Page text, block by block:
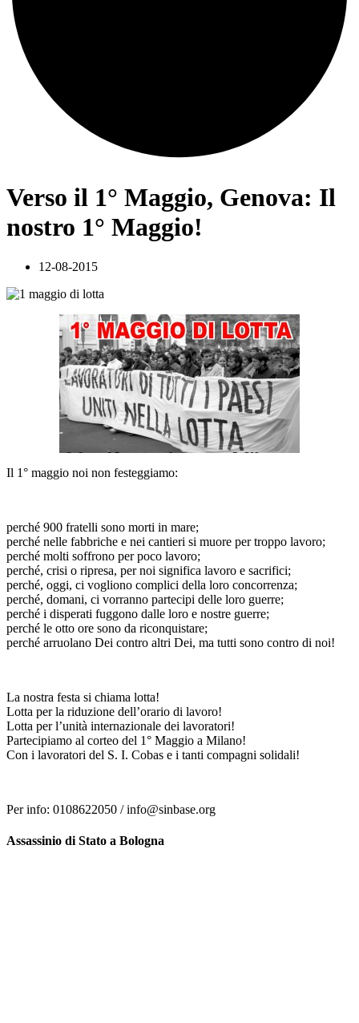
Verso il 1° Maggio, Genova: Il
nostro 1° Maggio!
12-08-2015
Il 1° maggio noi non festeggiamo:
perché 900 fratelli sono morti in mare;
perché nelle fabbriche e nei cantieri si muore per troppo lavoro;
perché molti soffrono per poco lavoro;
perché, crisi o ripresa, per noi significa lavoro e sacrifici;
perché, oggi, ci vogliono complici della loro concorrenza;
perché, domani, ci vorranno partecipi delle loro guerre;
perché i disperati fuggono dalle loro e nostre guerre;
perché le otto ore sono da riconquistare;
perché arruolano Dei contro altri Dei, ma tutti sono contro di noi!
La nostra festa si chiama lotta!
Lotta per la riduzione dell’orario di lavoro!
Lotta per l’unità internazionale dei lavoratori!
Partecipiamo al corteo del 1° Maggio a Milano!
Con i lavoratori del S. I. Cobas e i tanti compagni solidali!
Per info: 0108622050 / info@sinbase.org
Assassinio di Stato a Bologna